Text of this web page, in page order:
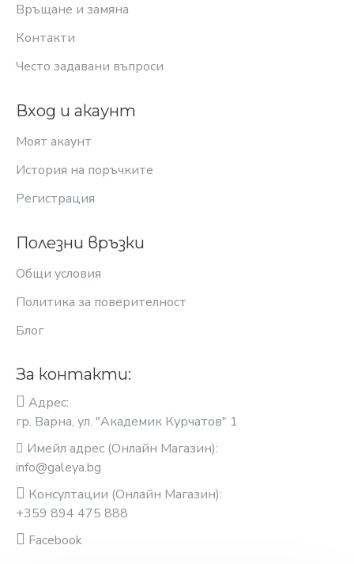
Връщане и замяна
Контакти
Често задавани въпроси
Вход и акаунт
Моят акаунт
История на поръчките
Регистрация
Полезни връзки
Общи условия
Политика за поверителност
Блог
За контакти:
Адрес:
гр. Варна, ул. "Академик Курчатов" 1
Имейл адрес (Онлайн Магазин):
info@galeya.bg
Консултации (Онлайн Магазин):
+359 894 475 888
Facebook